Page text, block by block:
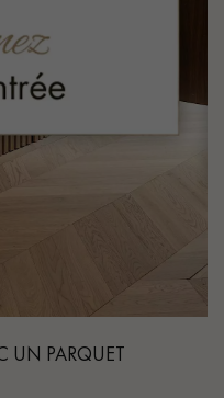
UN PARQUET